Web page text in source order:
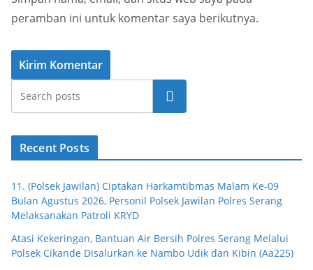
peramban ini untuk komentar saya berikutnya.
Cari
Recent Posts
11. (Polsek Jawilan) Ciptakan Harkamtibmas Malam Ke-09
Bulan Agustus 2026, Personil Polsek Jawilan Polres Serang
Melaksanakan Patroli KRYD
Atasi Kekeringan, Bantuan Air Bersih Polres Serang Melalui
Polsek Cikande Disalurkan ke Nambo Udik dan Kibin (Aa225)